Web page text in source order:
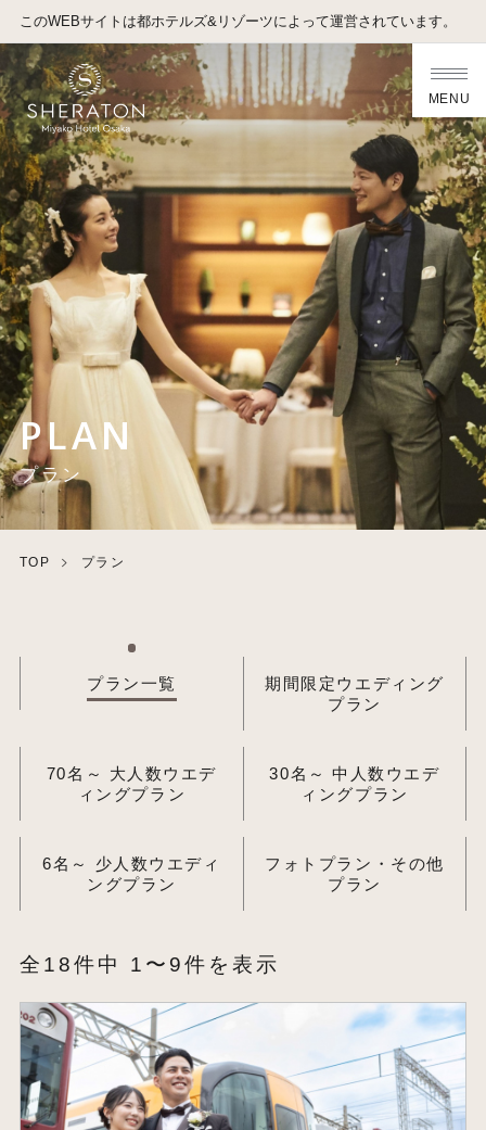
MENU
PLAN
プラン
このWEBサイトは都ホテルズ&リゾーツによって運営されています。
TOP プラン
プラン一覧
期間限定ウエディング
プラン
70名～ 大人数ウエデ
ィングプラン
30名～ 中人数ウエデ
ィングプラン
6名～ 少人数ウエディ
ングプラン
フォトプラン・その他
プラン
全18件中 1〜9件を表示